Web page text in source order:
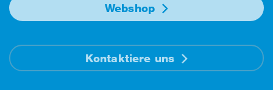
Webshop
Kontaktiere uns